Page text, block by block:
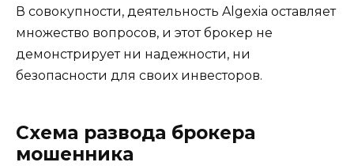
В совокупности, деятельность Algexia оставляет
множество вопросов, и этот брокер не
демонстрирует ни надежности, ни
безопасности для своих инвесторов.
Схема развода брокера
мошенника